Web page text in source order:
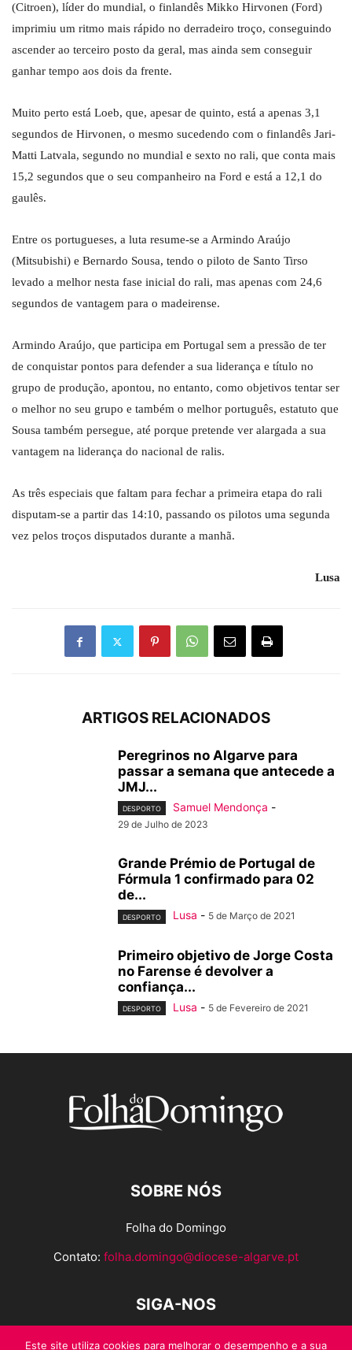
(Citroen), líder do mundial, o finlandês Mikko Hirvonen (Ford)
imprimiu um ritmo mais rápido no derradeiro troço, conseguindo
ascender ao terceiro posto da geral, mas ainda sem conseguir
ganhar tempo aos dois da frente.
Muito perto está Loeb, que, apesar de quinto, está a apenas 3,1
segundos de Hirvonen, o mesmo sucedendo com o finlandês Jari-
Matti Latvala, segundo no mundial e sexto no rali, que conta mais
15,2 segundos que o seu companheiro na Ford e está a 12,1 do
gaulês.
Entre os portugueses, a luta resume-se a Armindo Araújo
(Mitsubishi) e Bernardo Sousa, tendo o piloto de Santo Tirso
levado a melhor nesta fase inicial do rali, mas apenas com 24,6
segundos de vantagem para o madeirense.
Armindo Araújo, que participa em Portugal sem a pressão de ter
de conquistar pontos para defender a sua liderança e título no
grupo de produção, apontou, no entanto, como objetivos tentar ser
o melhor no seu grupo e também o melhor português, estatuto que
Sousa também persegue, até porque pretende ver alargada a sua
vantagem na liderança do nacional de ralis.
As três especiais que faltam para fechar a primeira etapa do rali
disputam-se a partir das 14:10, passando os pilotos uma segunda
vez pelos troços disputados durante a manhã.
Lusa
ARTIGOS RELACIONADOS
Peregrinos no Algarve para
passar a semana que antecede a
JMJ...
DESPORTO Samuel Mendonça -
29 de Julho de 2023
Grande Prémio de Portugal de
Fórmula 1 confirmado para 02
de...
DESPORTO Lusa - 5 de Março de 2021
Primeiro objetivo de Jorge Costa
no Farense é devolver a
confiança...
DESPORTO Lusa - 5 de Fevereiro de 2021
SOBRE NÓS
Folha do Domingo
Contato: folha.domingo@diocese-algarve.pt
SIGA-NOS
Este site utiliza cookies para melhorar o desempenho e a sua